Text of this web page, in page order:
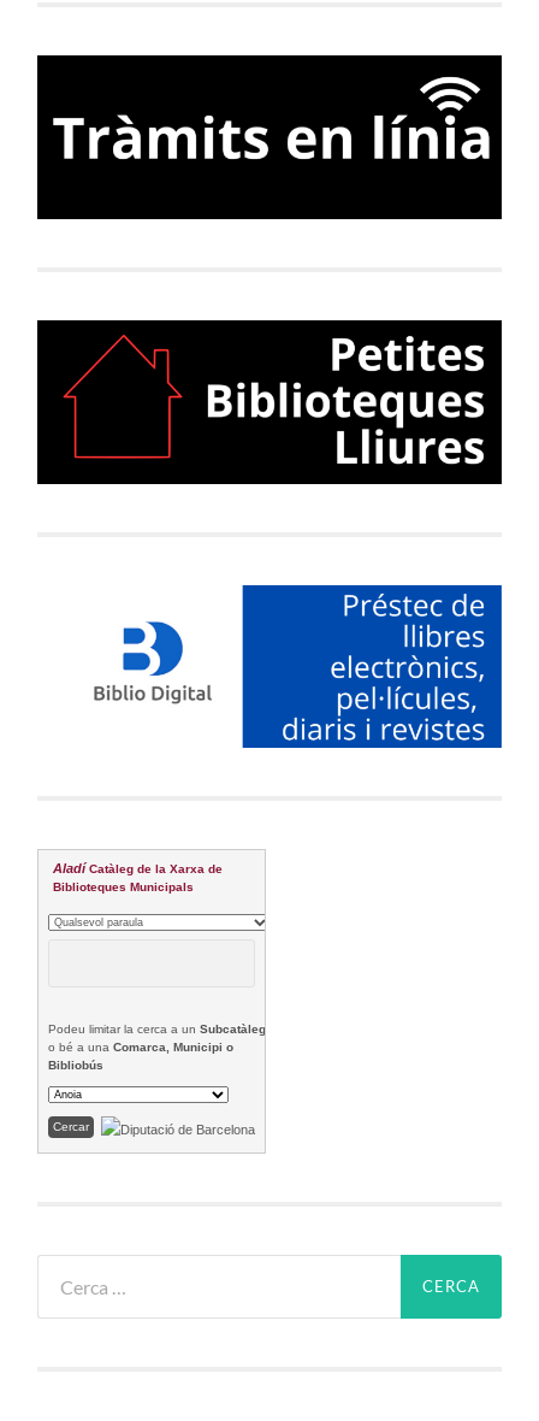
Aladí Catàleg de la Xarxa de
Biblioteques Municipals
Podeu limitar la cerca a unSubcatàleg
o bé a unaComarca, Municipi o
Bibliobús